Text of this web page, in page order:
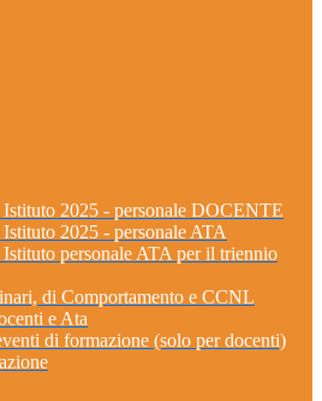
2025 - personale DOCENTE
2025 - personale ATA
personale ATA per il triennio
di Comportamento e CCNL
e Ata
di formazione (solo per docenti)